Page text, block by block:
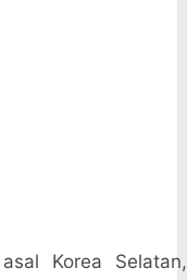
Korea Selatan,